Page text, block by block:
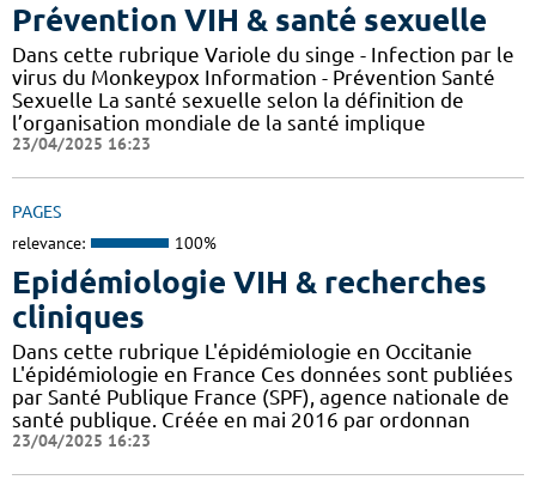
Prévention VIH & santé sexuelle
Dans cette rubrique Variole du singe - Infection par le
virus du Monkeypox Information - Prévention Santé
Sexuelle La santé sexuelle selon la définition de
l’organisation mondiale de la santé implique
23/04/2025 16:23
PAGES
relevance: 100%
Epidémiologie VIH & recherches
cliniques
Dans cette rubrique L'épidémiologie en Occitanie
L'épidémiologie en France Ces données sont publiées
par Santé Publique France (SPF), agence nationale de
santé publique. Créée en mai 2016 par ordonnan
23/04/2025 16:23